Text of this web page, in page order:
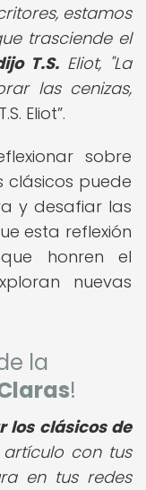
estamos
trasciende el
T.S.Eliot, "La
las cenizas,
Eliot .
sobre
clásicos puede
y desafiar las
esta reflexión
honren el
nuevas
la
!
los clásicos de
con tus
en tus redes